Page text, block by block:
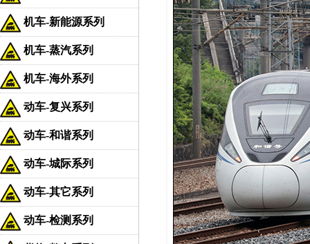
机车-新能源系列
机车-蒸汽系列
机车-海外系列
动车-复兴系列
动车-和谐系列
动车-城际系列
动车-其它系列
动车-检测系列